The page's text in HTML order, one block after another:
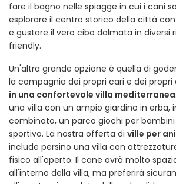
fare il bagno nelle spiagge in cui i cani
esplorare il centro storico della città
e gustare il vero cibo dalmata in diversi
friendly.
Un'altra grande opzione è quella di
la compagnia dei propri cari e dei
in una confortevole villa mediterranea
una villa con un ampio giardino in erba,
combinato, un parco giochi per
sportivo. La nostra offerta di ville per
include persino una villa con
fisico all'aperto. Il cane avrà molto
all'interno della villa, ma preferirà